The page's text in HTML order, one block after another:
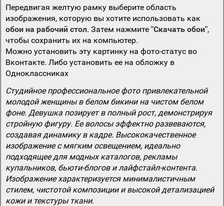
Передвигая желтую рамку выберите область
изображения, которую вы хотите использовать как
обои на рабочий стол. Затем нажмите "Скачать обои",
чтобы сохранить их на компьютер.
Можно установить эту картинку на фото-статус во
Вконтакте. Либо установить ее на обложку в
Одноклассниках
Студийное профессиональное фото привлекательной
молодой женщины в белом бикини на чистом белом
фоне. Девушка позирует в полный рост, демонстрируя
стройную фигуру. Ее волосы эффектно развеваются,
создавая динамику в кадре. Высококачественное
изображение с мягким освещением, идеально
подходящее для модных каталогов, рекламы
купальников, бьюти-блогов и лайфстайл-контента.
Изображение характеризуется минималистичным
стилем, чистотой композиции и высокой детализацией
кожи и текстуры ткани.